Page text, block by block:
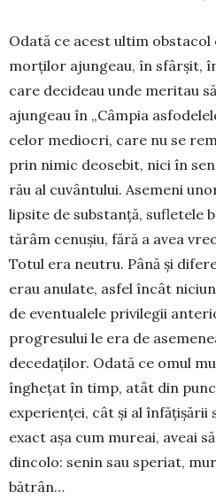
Odată ce acest ultim obstacol
morților ajungeau, în sfârșit,
care decideau unde meritau
ajungeau în „Câmpia
celor mediocri, care nu se
prin nimic deosebit, nici în
rău al cuvântului. Ase­meni
lipsite de substanță, sufletele
tărâm cenușiu, fără a avea
Totul era neutru. Până și
erau anulate, asfel încât
de even­tualele privilegii
progre­su­lui le era de
decedaților. Oda­tă ce omul
înghe­țat în timp, atât din
experienței, cât și al înfățișării
exact așa cum mureai, aveai
dincolo: senin sau speriat,
bă­trân…